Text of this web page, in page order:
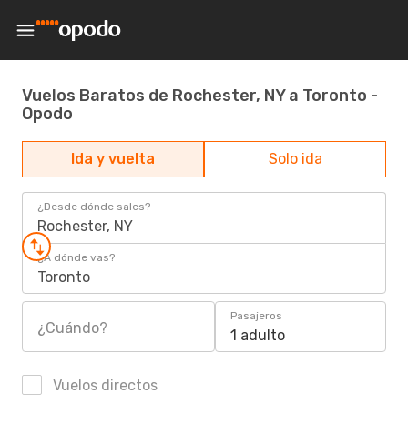
Vuelos Baratos de Rochester, NY a Toronto -
Opodo
Ida y vuelta Solo ida
¿Desde dónde sales?
Rochester, NY
¿A dónde vas?
Toronto
¿Cuándo?
Pasajeros
1 adulto
Vuelos directos